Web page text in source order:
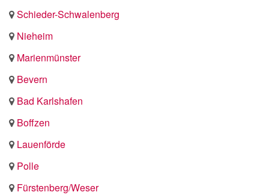
Schieder-Schwalenberg
Nieheim
Marienmünster
Bevern
Bad Karlshafen
Boffzen
Lauenförde
Polle
Fürstenberg/Weser